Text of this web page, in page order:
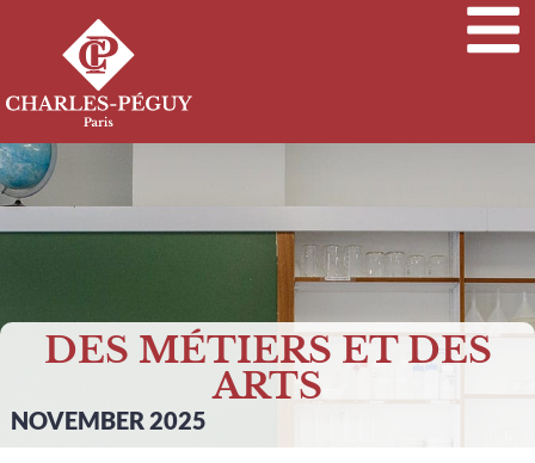
DES MÉTIERS ET DES
ARTS
NOVEMBER 2025